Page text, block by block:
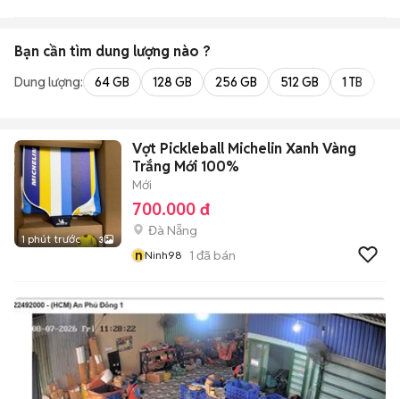
Bạn cần tìm dung lượng nào ?
Dung lượng: 64 GB 128 GB 256 GB 512 GB 1 TB
1 phút trước 3
Vợt Pickleball Michelin Xanh Vàng
Trắng Mới 100%
Mới
700.000 đ
Đà Nẵng
nNinh98 1 đã bán